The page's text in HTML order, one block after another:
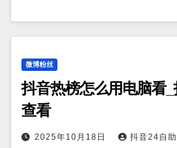
微博粉丝
抖音热榜怎么用电脑看
查看
2025年10月18日 抖音24自